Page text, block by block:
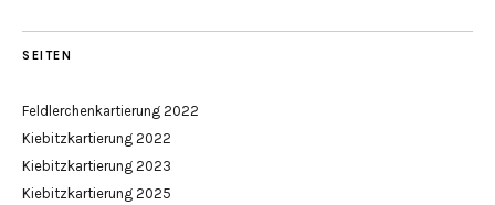
SEITEN
Feldlerchenkartierung 2022
Kiebitzkartierung 2022
Kiebitzkartierung 2023
Kiebitzkartierung 2025